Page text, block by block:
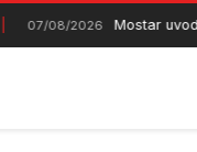
07/08/2026 Mostar uvodi